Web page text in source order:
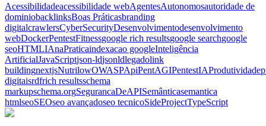
Acessibilidadeacessibilidade webAgentesAutonomosautoridade de
dominiobacklinksBoas Práticasbranding
digitalcrawlersCyberSecurityDesenvolvimentodesenvolvimento
webDockerPentestFitnessgoogle rich resultsgoogle searchgoogle
seoHTMLIAnaPraticaindexacao googleInteligência
ArtificialJavaScriptjson-ldjsonldlegadolink
buildingnextjsNutrilowOWASPApiPentAGIPentestIAProdutividade
digitaisrdfrich resultsschema
markupschema.orgSegurancaDeAPISemânticasemantica
htmlseoSEOseo avançadoseo tecnicoSideProjectTypeScript